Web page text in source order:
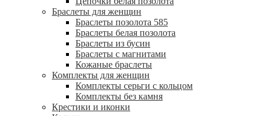
Браслеты для женщин
Браслеты позолота 585
Браслеты белая позолота
Браслеты из бусин
Браслеты с магнитами
Кожаные браслеты
Комплекты для женщин
Комплекты серьги с кольцом
Комплекты без камня
Крестики и иконки